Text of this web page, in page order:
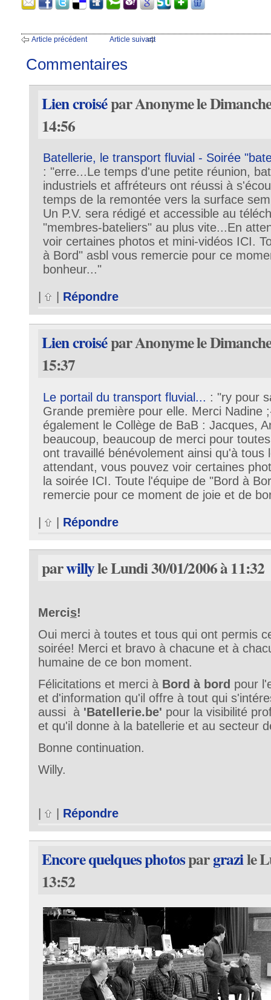
Article précédent Article suivant
Commentaires
Lien croisépar Anonyme le
14:56
Batellerie, le transport fluvial - Soirée
: "erre...Le temps d'une petite réunion,
industriels et affréteurs ont réussi à
temps de la remontée vers la surface
Un P.V. sera rédigé et accessible au
"membres-bateliers" au plus vite...En
voir certaines photos et mini-vidéos ICI.
à Bord" asbl vous remercie pour ce
bonheur..."
Répondre
Lien croisépar Anonyme le
15:37
Le portail du transport fluvial... : "ry pour
Grande première pour elle. Merci Nadine
également le Collège de BaB : Jacques,
beaucoup, beaucoup de merci pour
ont travaillé bénévolement ainsi qu'à tous
attendant, vous pouvez voir certaines
la soirée ICI. Toute l'équipe de "Bord à
remercie pour ce moment de joie et de
Répondre
parwillyle Lundi 30/01/2006 à 11:32
Mercis!
Oui merci à toutes et tous qui ont permis
soirée! Merci et bravo à chacune et à
humaine de ce bon moment.
Félicitations et merci à Bord à bord pour
et d'information qu'il offre à tout qui
aussi à 'Batellerie.be' pour la visibilité
et qu'il donne à la batellerie et au secteur
Bonne continuation.
Willy.
Répondre
Encore quelques photospargrazile
13:52